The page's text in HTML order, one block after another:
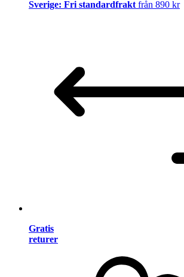
Sverige: Fri standardfrakt från 890 kr
Gratis
returer